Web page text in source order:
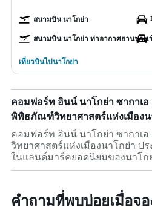
สนามบิน นาโกย่า
สนามบิน นาโกย่า ท่าอากาศยานนาน
เที่ยวบินไปนาโกย่า
คอมฟอร์ท อินน์ นาโกย่า ซากาเอ
พิพิธภัณฑ์วิทยาศาสตร์แห่งเมือง
คอมฟอร์ท อินน์ นาโกย่า ซากาเ
วิทยาศาสตร์แห่งเมืองนาโกย่า ป
ในแลนด์มาร์คยอดนิยมของนาโก
คำถามที่พบบ่อยเมื่อจ